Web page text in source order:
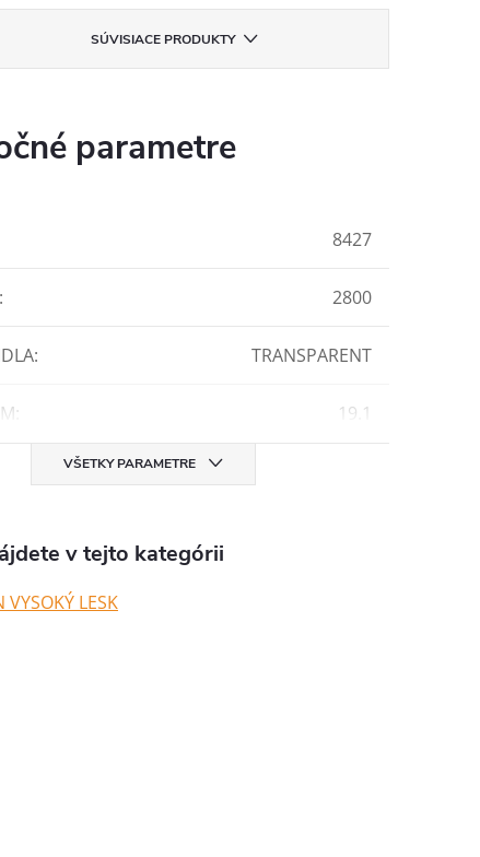
SÚVISIACE PRODUKTY
parametre
8427
: 2800
: TRANSPARENT
: 19.1
VŠETKY PARAMETRE
v tejto kategórii
VYSOKÝ LESK